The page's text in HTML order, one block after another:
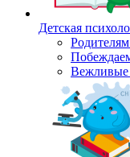
Детская
Вежливые